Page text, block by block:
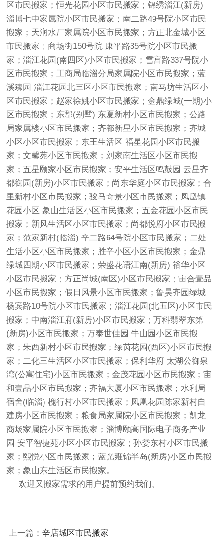
区市民搬家；恒光花园小区市民搬家；锦绣淄江(新房)
淄博七中家属院小区市民搬家；南二路49号院小区市民
搬家；天润水厂家属院小区市民搬家；方正北金城小区
市民搬家；商场街150号院 康平路35号院小区市民搬
家；淄江花园(南四区)小区市民搬家；雪宫路337号院小
区市民搬家；工商局临淄分局家属院小区市民搬家；蓝
溪臻园 淄江花园北三区小区市民搬家；南马坊生活区小
区市民搬家；赵家徐姚小区市民搬家；金鼎绿城(一期)小
区市民搬家；东郡(别墅) 东夏新村小区市民搬家；公路
局家属楼小区市民搬家；齐都新星小区市民搬家；齐城
小区小区市民搬家；东王生活区 福星花园小区市民搬
家；文馨苑小区市民搬家；刘家南生活区小区市民搬
家；五星颐家小区市民搬家；安平生活区鸣鼓园 云星齐
都御园(新房)小区市民搬家；尚东华庭小区市民搬家；合
里新村小区市民搬家；骏马奇景小区市民搬家；凤凰镇
花园小区 象山生活区小区市民搬家；五金花园小区市民
搬家；新风生活区小区市民搬家；尚都悦府小区市民搬
家；范家新村(临淄) 辛二路64号院小区市民搬家；二处
生活小区小区市民搬家；胜辛小区小区市民搬家；金鼎
绿城四期小区市民搬家；荣盛花语江南(新房) 裕华小区
小区市民搬家；方正尚城(南区)小区市民搬家；宙合壹品
小区市民搬家；假日风景小区市民搬家；鲁昊齐园绿城
杨宾路10号院小区市民搬家；淄江花园(北五区)小区市民
搬家；中南淄江府(新房)小区市民搬家；万科翡翠东第
(新房)小区市民搬家；万泰世佳园 牛山园小区市民搬
家；朱西新村小区市民搬家；绿茵花园(西区)小区市民搬
家；二化三生活区小区市民搬家；保利华府 太湖公御泉
湾(公寓住宅)小区市民搬家；金茂花园小区市民搬家；宙
和壹品小区市民搬家；齐福大厦小区市民搬家；水利局
宿舍(临淄) 槐行村小区市民搬家；凤凰花园陈家新村自
建房小区市民搬家；粮食局家属院小区市民搬家；凯龙
商场家属院小区市民搬家；淄博颐高国际电子商务产业
园 安平智捷苑小区小区市民搬家；孙娄东村小区市民搬
家；熙悦小区市民搬家；蓝光雍锦半岛(新房)小区市民搬
家；象山东生活区市民搬家。
欢迎又搬家需求的用户提前预约我们。
上一篇： 辛店城区市民搬家